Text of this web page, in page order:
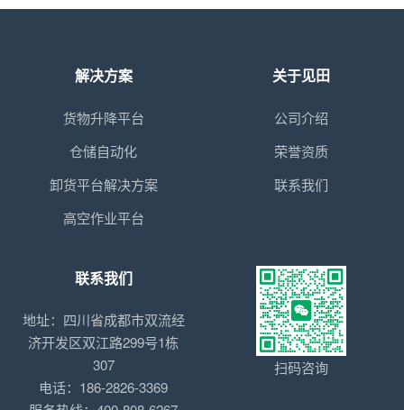
解决方案
货物升降平台
仓储自动化
卸货平台解决方案
高空作业平台
关于见田
公司介绍
荣誉资质
联系我们
联系我们
地址：四川省成都市双流经
济开发区双江路299号1栋
307
电话：186-2826-3369
扫码咨询